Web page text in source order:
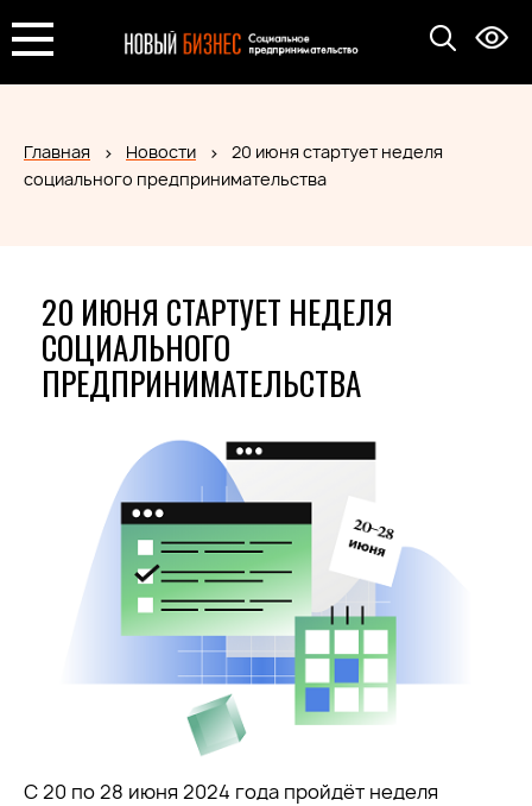
Главная Новости
20 июня стартует неделя
социального предпринимательства
20 ИЮНЯ СТАРТУЕТ НЕДЕЛЯ
СОЦИАЛЬНОГО
ПРЕДПРИНИМАТЕЛЬСТВА
С 20 по 28 июня 2024 года пройдёт неделя